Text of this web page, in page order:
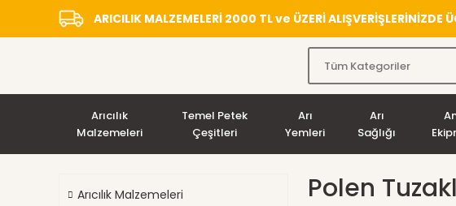
ARICILIK MALZEMELERİ 2000 TL ve ÜZERİ ALIŞVERİŞLERİNİZDE
Arıcılık
Malzemeleri
Temel Petek
Çeşitleri
Arı
Yemleri
Arı
Sağlığı
Arıcılık Malzemeleri
Polen